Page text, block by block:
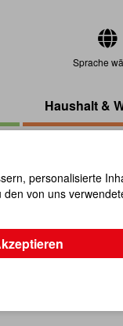
Sprache
Haushalt &
personalisierte
von uns